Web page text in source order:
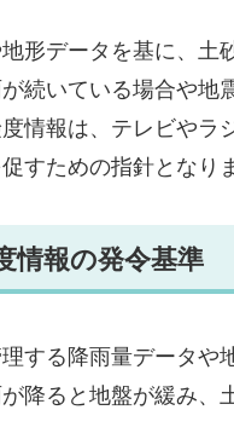
形データを基に、土
続いている場合や地
情報は、テレビやラ
すための指針となり
情報の発令基準
する降雨量データや
降ると地盤が緩み、